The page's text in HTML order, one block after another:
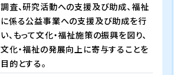
調査、研究活動への支援及び助成、福祉
に係る公益事業への支援及び助成を行
い、もって文化・福祉施策の振興を図り、
文化・福祉の発展向上に寄与することを
目的とする。